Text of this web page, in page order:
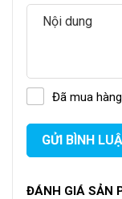
túi nhanh chóng
không khí có
gian 1-15s.
Với những điều
tương tự trên thị
Đã mua
GỬI BÌNH
ĐÁNH GIÁ SẢN